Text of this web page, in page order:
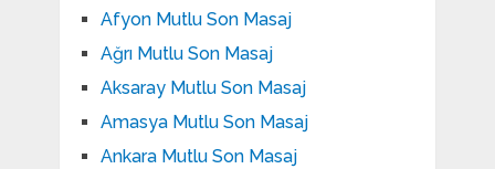
Afyon Mutlu Son Masaj
Ağrı Mutlu Son Masaj
Aksaray Mutlu Son Masaj
Amasya Mutlu Son Masaj
Ankara Mutlu Son Masaj